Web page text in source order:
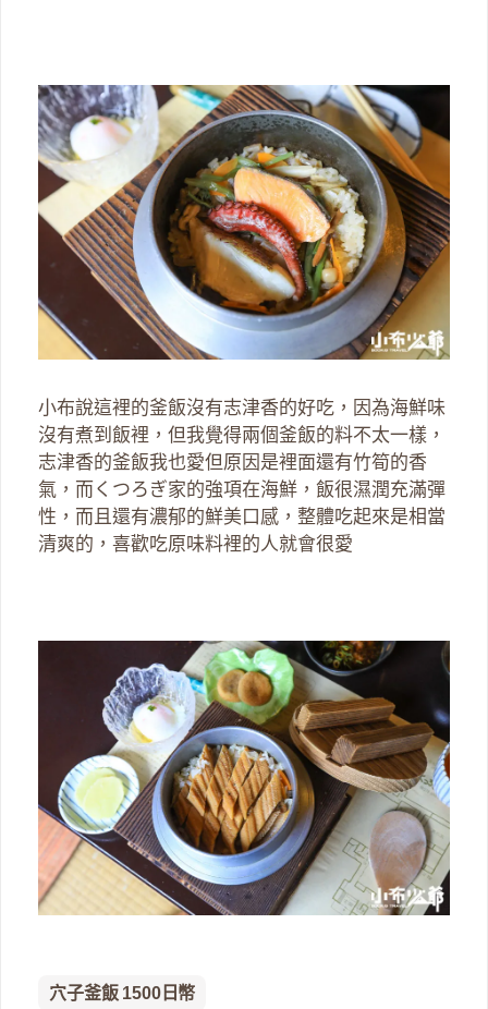
小布說這裡的釜飯沒有志津香的好吃，因為海鮮味
沒有煮到飯裡，但我覺得兩個釜飯的料不太一樣，
志津香的釜飯我也愛但原因是裡面還有竹筍的香
氣，而くつろぎ家的強項在海鮮，飯很濕潤充滿彈
性，而且還有濃郁的鮮美口感，整體吃起來是相當
清爽的，喜歡吃原味料裡的人就會很愛
穴子釜飯 1500日幣